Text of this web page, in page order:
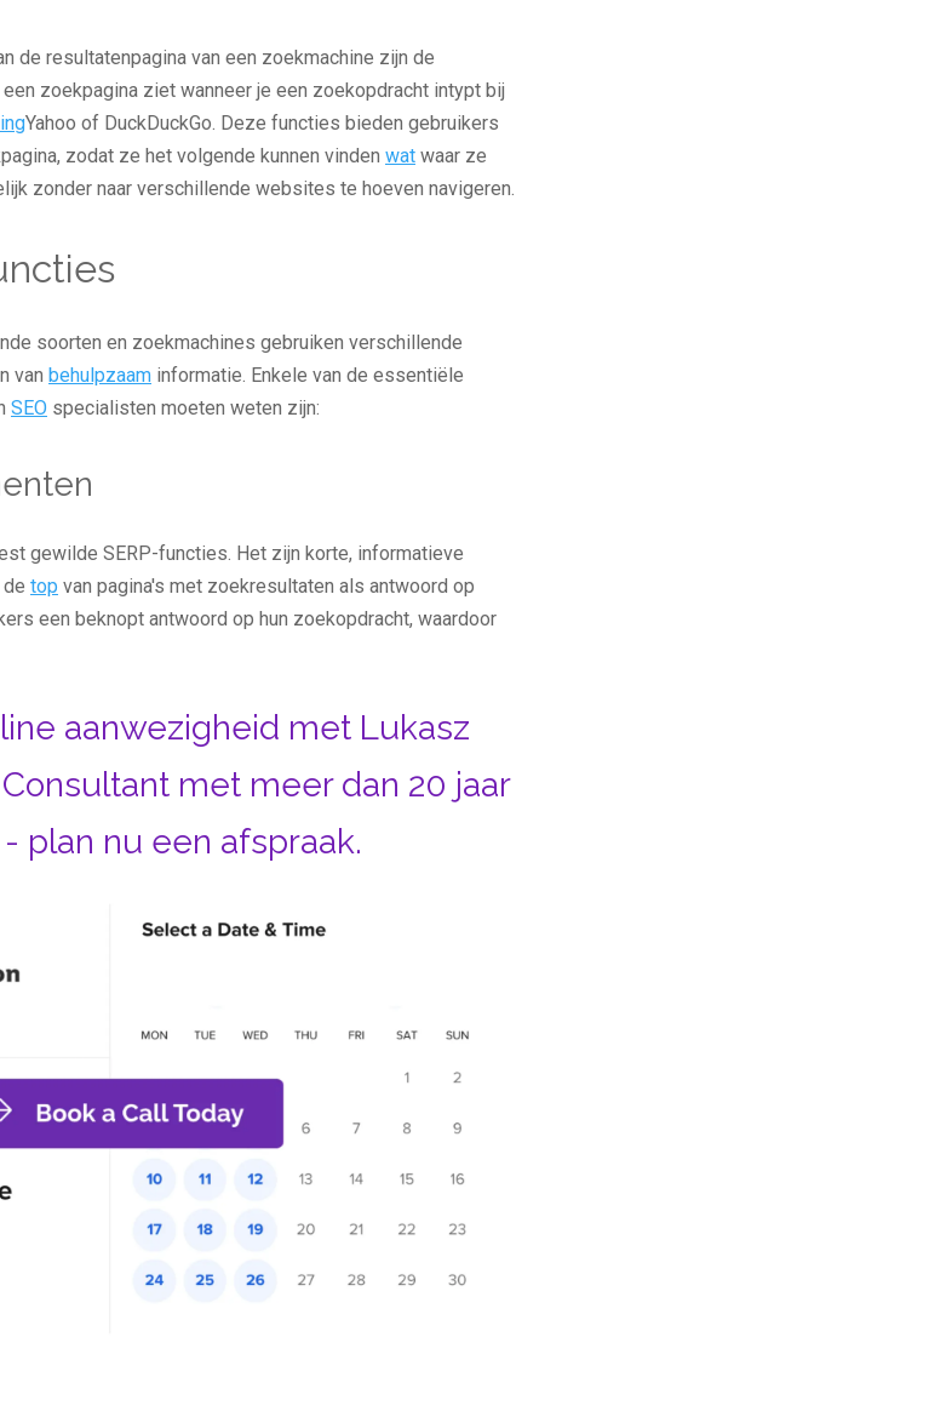
de resultatenpagina van een zoekmachine zijn de
zoekpagina ziet wanneer je een zoekopdracht intypt bij
Yahoo of DuckDuckGo. Deze functies bieden gebruikers
zodat ze het volgende kunnen vinden wat waar ze
zonder naar verschillende websites te hoeven navigeren.
soorten en zoekmachines gebruiken verschillende
van behulpzaam informatie. Enkele van de essentiële
SEO specialisten moeten weten zijn:
gewilde SERP-functies. Het zijn korte, informatieve
top van pagina's met zoekresultaten als antwoord op
een beknopt antwoord op hun zoekopdracht, waardoor
aanwezigheid met Lukasz
met meer dan 20 jaar
plan nu een afspraak.